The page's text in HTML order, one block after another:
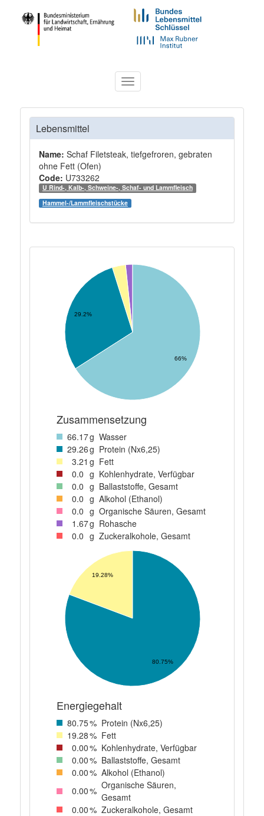
Toggle
navigation
Lebensmittel
Name: Schaf Filetsteak, tiefgefroren, gebraten
ohne Fett (Ofen)
Code: U733262
U Rind-, Kalb-, Schweine-, Schaf- und Lammfleisch
Hammel-/Lammfleischstücke
29.2%
66%
Zusammensetzung
66.17g Wasser
29.26g Protein (Nx6,25)
3.21 g Fett
0.0 g Kohlenhydrate, Verfügbar
0.0 g Ballaststoffe, Gesamt
0.0 g Alkohol (Ethanol)
0.0 g Organische Säuren, Gesamt
1 .67g Rohasche
0.0 g Zuckeralkohole, Gesamt
19.28%
80.75%
Energiegehalt
80.75% Protein (Nx6,25)
19.28% Fett
0.00% Kohlenhydrate, Verfügbar
0.00% Ballaststoffe, Gesamt
0.00% Alkohol (Ethanol)
0.00% Organische Säuren,
Gesamt
0.00% Zuckeralkohole, Gesamt